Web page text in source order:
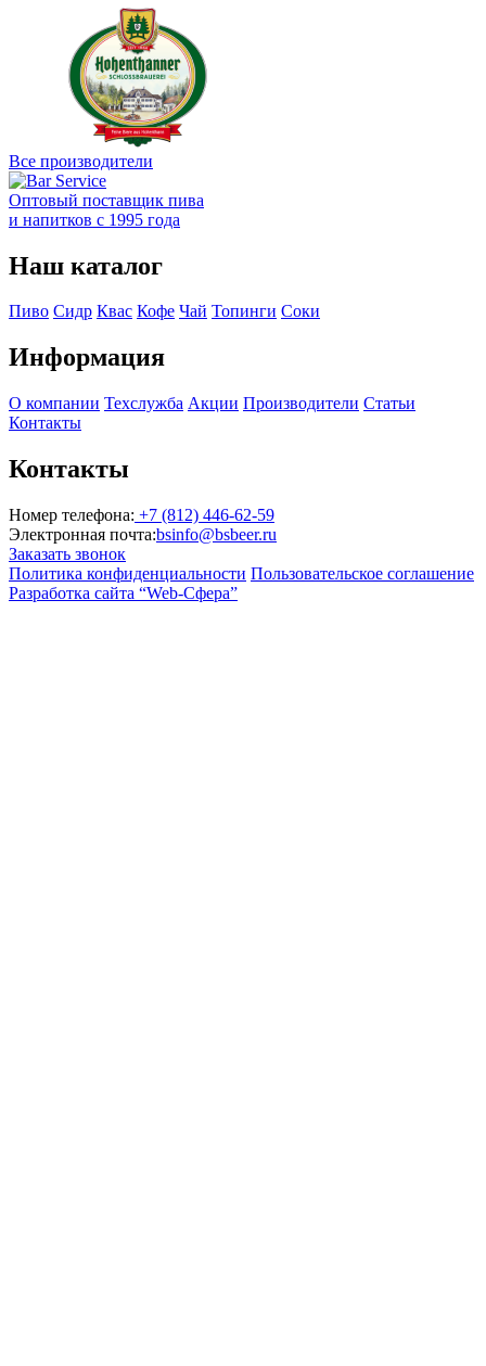
Все производители
Оптовый поставщик пива
и напитков с 1995 года
Наш каталог
Пиво Сидр Квас Кофе Чай Топинги Соки
Информация
О компании Техслужба Акции Производители Статьи
Контакты
Контакты
Номер телефона: +7 (812) 446-62-59
Электронная почта:bsinfo@bsbeer.ru
Заказать звонок
Политика конфиденциальности Пользовательское соглашение
Разработка сайта “Web-Сфера”